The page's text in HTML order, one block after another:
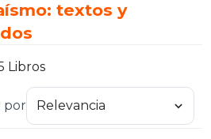
textos y
Libros
por